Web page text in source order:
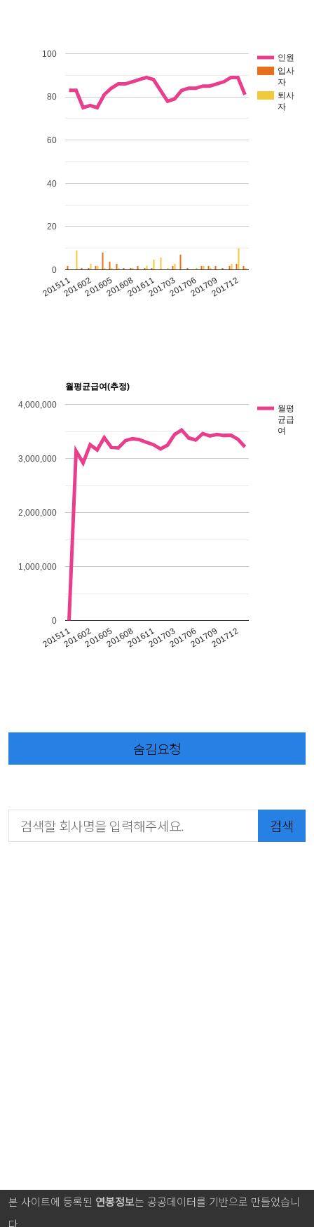
인원
입사
자
퇴사
자
201511201602201605201608201611201703201706201709201712
0
20
40
60
80
100
월평균급여(추정)
월평
균급
여
201511201602201605201608201611201703201706201709201712
0
1,000,000
2,000,000
3,000,000
4,000,000
숨김요청
검색
본 사이트에 등록된 연봉정보는 공공데이터를 기반으로 만들었습니
다.